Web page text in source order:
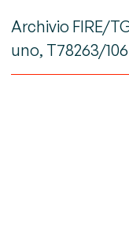
Archivio FIRE/
uno, T78263/106